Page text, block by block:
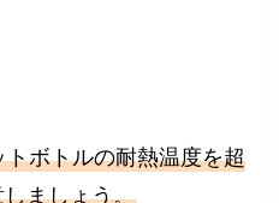
ボトルの耐熱温度を超
ましょう。